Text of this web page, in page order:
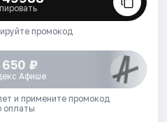
промокод
650 ₽
Афише
и примените промокод
оплаты